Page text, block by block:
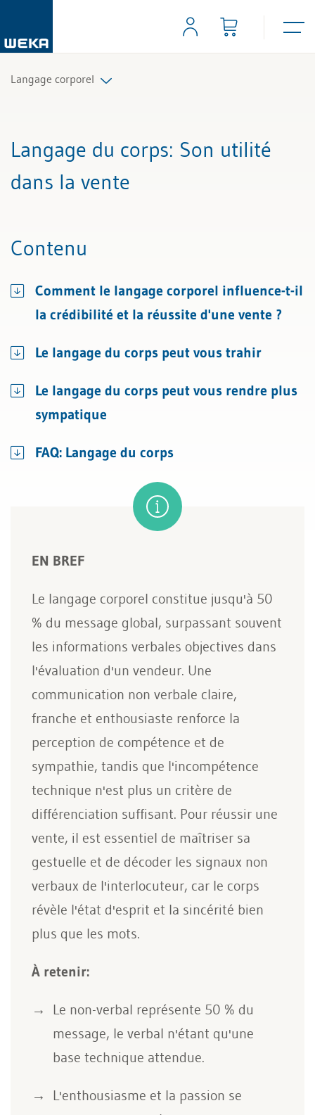
Langage corporel
Langage du corps: Son utilité
dans la vente
Contenu
Comment le langage corporel influence-t-il
la crédibilité et la réussite d'une vente ?
Le langage du corps peut vous trahir
Le langage du corps peut vous rendre plus
sympatique
FAQ: Langage du corps
EN BREF
Le langage corporel constitue jusqu'à 50
% du message global, surpassant souvent
les informations verbales objectives dans
l'évaluation d'un vendeur. Une
communication non verbale claire,
franche et enthousiaste renforce la
perception de compétence et de
sympathie, tandis que l'incompétence
technique n'est plus un critère de
différenciation suffisant. Pour réussir une
vente, il est essentiel de maîtriser sa
gestuelle et de décoder les signaux non
verbaux de l'interlocuteur, car le corps
révèle l'état d'esprit et la sincérité bien
plus que les mots.
À retenir:
Le non-verbal représente 50 % du
message, le verbal n'étant qu'une
base technique attendue.
L'enthousiasme et la passion se